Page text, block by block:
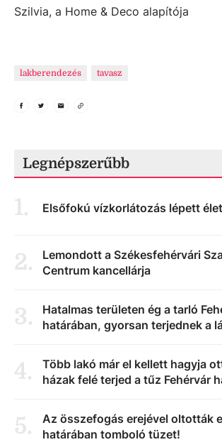
Szilvia, a Home & Deco alapítója
lakberendezés tavasz
Legnépszerűbb
1. Elsőfokú vízkorlátozás lépett
2.
Lemondott a Székesfehérvári
Centrum kancellárja
3.
Hatalmas területen ég a tarló
határában, gyorsan terjednek a
4.
Több lakó már el kellett hagyja
házak felé terjed a tűz Fehérvár
5.
Az összefogás erejével oltották
határában tomboló tüzet!